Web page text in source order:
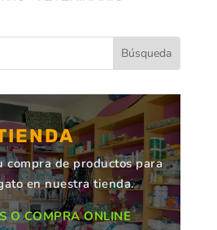
compra de productos para
en nuestra tienda.
O COMPRA ONLINE